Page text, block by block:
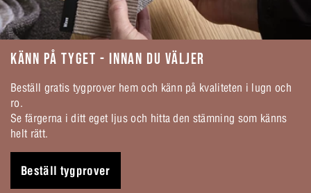
KÄNN PÅ TYGET - INNAN DU VÄLJER
Beställ gratis tygprover hem och känn på kvaliteten i lugn och
ro.
Se färgerna i ditt eget ljus och hitta den stämning som känns
helt rätt.
Beställ tygprover